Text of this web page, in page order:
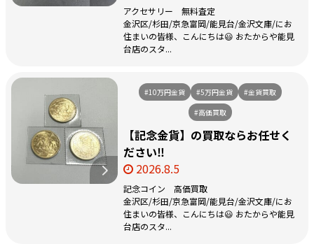
アクセサリー 無料査定
金沢区/杉田/京急富岡/能見台/金沢文庫/にお
住まいの皆様、こんにちは😃 おたからや能見
台店のスタ...
#10万円金貨 #5万円金貨
#金貨買取
#高価買取
【記念金貨】の買取ならお任せく
ださい‼️
2026.8.5
記念コイン 高価買取
金沢区/杉田/京急富岡/能見台/金沢文庫/にお
住まいの皆様、こんにちは😃 おたからや能見
台店のスタ...